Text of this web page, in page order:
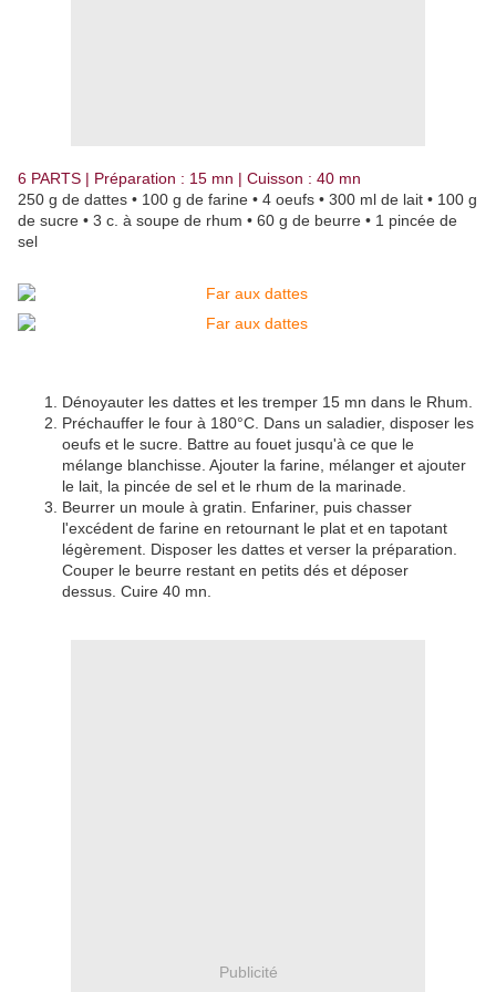
6 PARTS | Préparation : 15 mn | Cuisson : 40 mn
250 g de dattes • 100 g de farine • 4 oeufs • 300 ml de lait • 100 g
de sucre • 3 c. à soupe de rhum • 60 g de beurre • 1 pincée de
sel
Dénoyauter les dattes et les tremper 15 mn dans le Rhum.
Préchauffer le four à 180°C. Dans un saladier, disposer les
oeufs et le sucre. Battre au fouet jusqu'à ce que le
mélange blanchisse. Ajouter la farine, mélanger et ajouter
le lait, la pincée de sel et le rhum de la marinade.
Beurrer un moule à gratin. Enfariner, puis chasser
l'excédent de farine en retournant le plat et en tapotant
légèrement. Disposer les dattes et verser la préparation.
Couper le beurre restant en petits dés et déposer
dessus. Cuire 40 mn.
Publicité